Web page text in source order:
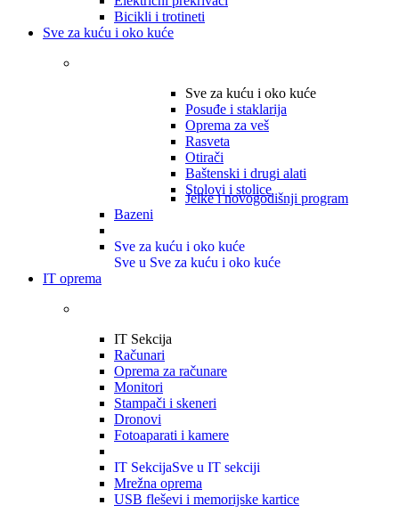
Bicikli i trotineti
Sve za kuću i oko kuće
Sve za kuću i oko kuće
Posuđe i staklarija
Oprema za veš
Rasveta
Otirači
Baštenski i drugi alati
Stolovi i stolice
Jelke i novogodišnji program
Bazeni
Sve za kuću i oko kuće
Sve u Sve za kuću i oko kuće
IT oprema
IT Sekcija
Računari
Oprema za računare
Monitori
Stampači i skeneri
Dronovi
Fotoaparati i kamere
IT SekcijaSve u IT sekciji
Mrežna oprema
USB fleševi i memorijske kartice